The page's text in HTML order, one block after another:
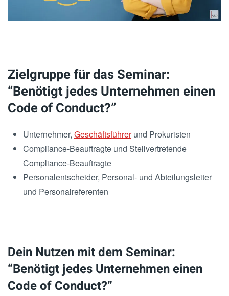
Zielgruppe für das Seminar:
“Benötigt jedes Unternehmen einen
Code of Conduct?”
Unternehmer, Geschäftsführerund Prokuristen
Compliance-Beauftragte und Stellvertretende
Compliance-Beauftragte
Personalentscheider, Personal- und Abteilungsleiter
und Personalreferenten
Dein Nutzen mit dem Seminar:
“Benötigt jedes Unternehmen einen
Code of Conduct?”